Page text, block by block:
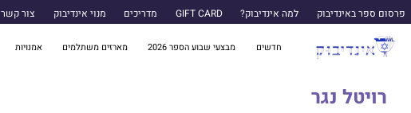
פרסום ספר באינדיבוק למה אינדיבוק? GIFT CARD מדריכים מנוי אינדיבוק צור קשר
חדשים מבצעי שבוע הספר 2026 מארזים משתלמים אמנויות
רויטל נגר